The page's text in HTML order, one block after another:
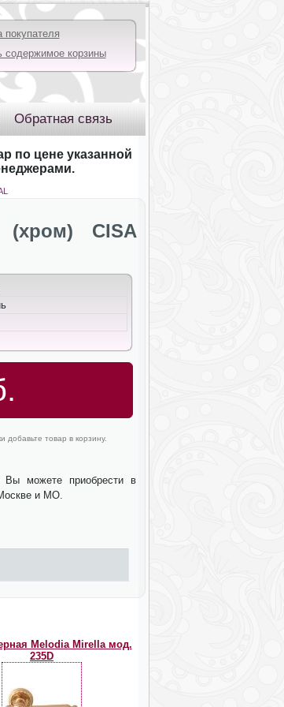
покупателя
содержимое корзины
Обратная связь
по цене указанной
(хром) CISA
добавьте товар в корзину.
Вы можете приобрести в
и МО.
Melodia Mirella мод.
235D